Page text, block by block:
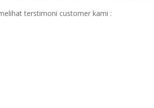
terstimoni customer kami :